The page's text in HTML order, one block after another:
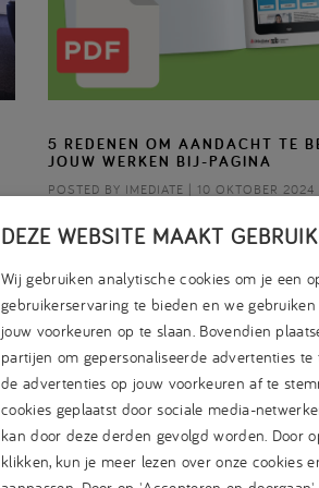
5 REDENEN OM AANDACHT TE
JOUW WERKEN BIJ-PAGINA
POSTED BY IMEDIATE | 10 OKTOBER 2024
De verwachting is dat er het
DEZE WEBSITE MAAKT
Wij gebruiken analytische cookies om je een
gebruikerservaring te bieden en we
jouw voorkeuren op te slaan. Bovendien
partijen om gepersonaliseerde advertenties
de advertenties op jouw voorkeuren af te
cookies geplaatst door sociale media-
kan door deze derden gevolgd worden. Door
klikken, kun je meer lezen over onze cookies